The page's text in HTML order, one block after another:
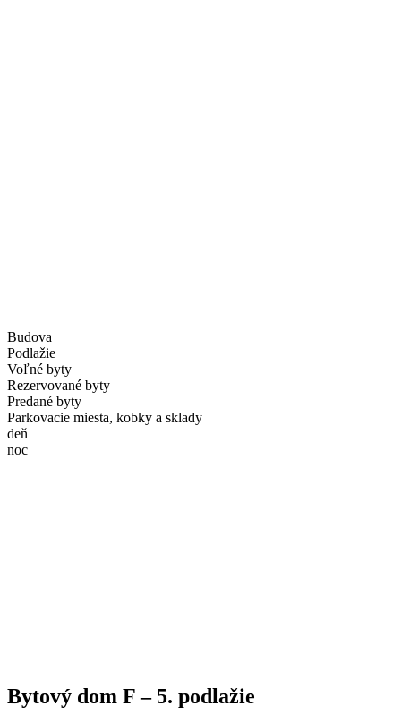
Budova
Podlažie
Voľné byty
Rezervované byty
Predané byty
Parkovacie miesta, kobky a sklady
deň
noc
Bytový dom F – 5. podlažie